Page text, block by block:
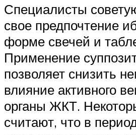
Специалисты
свое предпочтение
форме свечей и
Применение
позволяет снизить
влияние активного
органы ЖКТ.
считают, что в